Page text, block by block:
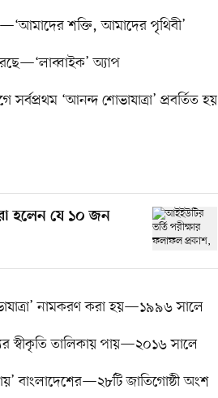
শক্তি, আমাদের পৃথিবী’
অ্যাপ
সর্বপ্রথম ‘আনন্দ শোভাযাত্রা’ প্রবর্তিত হয়
হলেন যে ১০ জন
নামকরণ করা হয়—১৯৯৬ সালে
স্বীকৃতি তালিকায় পায়—২০১৬ সালে
বাংলাদেশের—২৮টি জাতিগোষ্ঠী অংশ